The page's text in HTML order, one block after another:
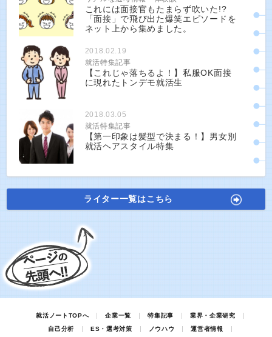
これには面接官もたまらず吹いた!?
「面接」で飛び出た爆笑エピソードを
ネット上から集めました。
2018.02.19
就活特集記事
【これじゃ落ちるよ！】私服OK面接
に現れたトンデモ就活生
2018.03.05
就活特集記事
【第一印象は髪型で決まる！】男女別
就活ヘアスタイル特集
ライター一覧はこちら
就活ノートTOPへ 企業一覧 特集記事
業界・企業研究
自己分析
ES・選考対策 ノウハウ
運営者情報